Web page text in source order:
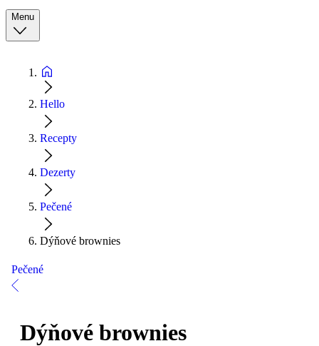
Menu
Hello
Recepty
Dezerty
Pečené
Dýňové brownies
Pečené
Dýňové brownies